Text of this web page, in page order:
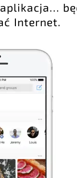
Internet.